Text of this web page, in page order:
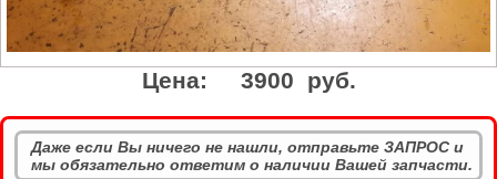
Цена: 3900 руб.
Даже если Вы ничего не нашли, отправьте ЗАПРОС и
мы обязательно ответим о наличии Вашей запчасти.